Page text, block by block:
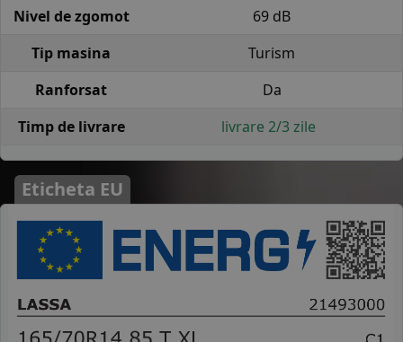
Nivel de zgomot
69 dB
Tip masina
Turism
Ranforsat
Da
Timp de livrare
livrare 2/3 zile
Eticheta EU